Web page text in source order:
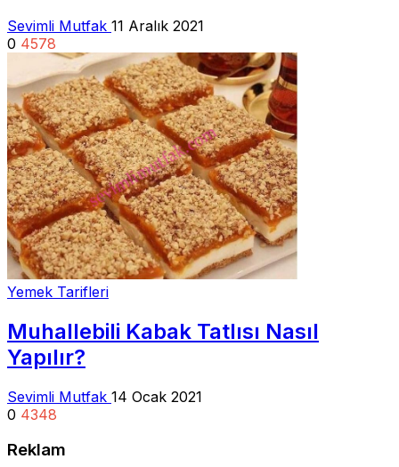
Sevimli Mutfak 11 Aralık 2021
0 4578
Yemek Tarifleri
Muhallebili Kabak Tatlısı Nasıl
Yapılır?
Sevimli Mutfak 14 Ocak 2021
0 4348
Reklam